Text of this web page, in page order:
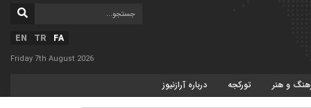
FA
TR
EN
Friday 7th August 2026
و هنر تورکجه درباره آرازنیوز